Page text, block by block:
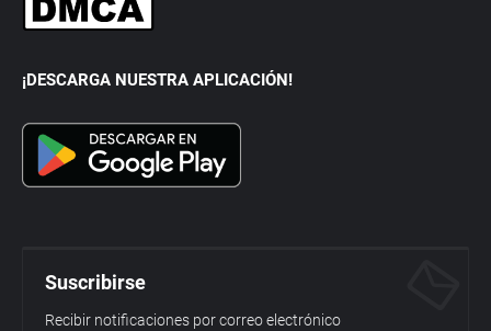
¡DESCARGA NUESTRA APLICACIÓN!
Suscribirse
Recibir notificaciones por correo electrónico